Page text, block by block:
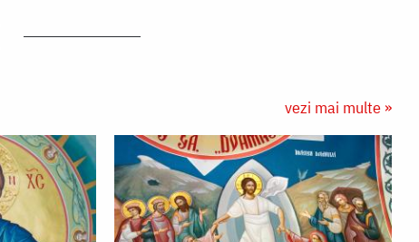
vezi mai multe »